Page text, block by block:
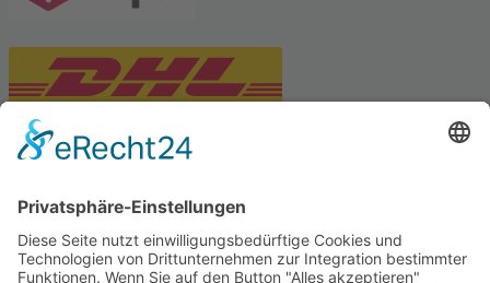
Tekal – Textile Lebensqualität
Exklusive moderne & Orientteppiche